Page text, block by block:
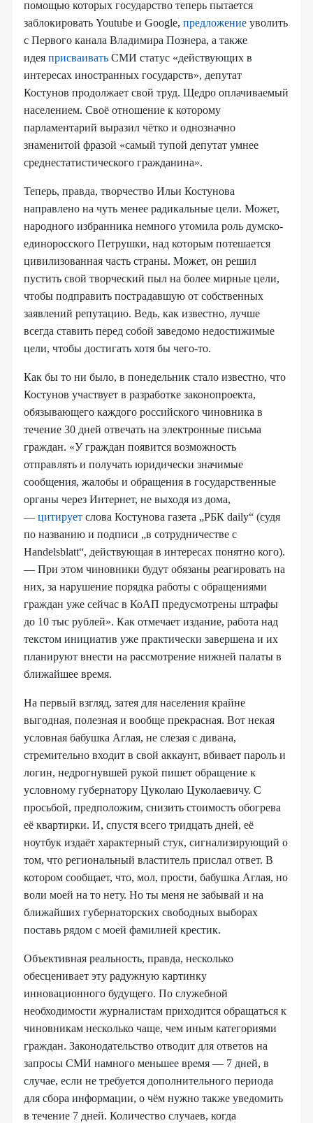
помощью которых государство теперь пытается
заблокировать Youtube и Google, предложение уволить
с Первого канала Владимира Познера, а также
идея присваивать СМИ статус «действующих в
интересах иностранных государств», депутат
Костунов продолжает свой труд. Щедро оплачиваемый
населением. Своё отношение к которому
парламентарий выразил чётко и однозначно
знаменитой фразой «самый тупой депутат умнее
среднестатистического гражданина».
Теперь, правда, творчество Ильи Костунова
направлено на чуть менее радикальные цели. Может,
народного избранника немного утомила роль думско-
единоросского Петрушки, над которым потешается
цивилизованная часть страны. Может, он решил
пустить свой творческий пыл на более мирные цели,
чтобы подправить пострадавшую от собственных
заявлений репутацию. Ведь, как известно, лучше
всегда ставить перед собой заведомо недостижимые
цели, чтобы достигать хотя бы чего-то.
Как бы то ни было, в понедельник стало известно, что
Костунов участвует в разработке законопроекта,
обязывающего каждого российского чиновника в
течение 30 дней отвечать на электронные письма
граждан. «У граждан появится возможность
отправлять и получать юридически значимые
сообщения, жалобы и обращения в государственные
органы через Интернет, не выходя из дома,
— цитирует слова Костунова газета „РБК daily“ (судя
по названию и подписи „в сотрудничестве с
Handelsblatt“, действующая в интересах понятно кого).
— При этом чиновники будут обязаны реагировать на
них, за нарушение порядка работы с обращениями
граждан уже сейчас в КоАП предусмотрены штрафы
до 10 тыс рублей». Как отмечает издание, работа над
текстом инициатив уже практически завершена и их
планируют внести на рассмотрение нижней палаты в
ближайшее время.
На первый взгляд, затея для населения крайне
выгодная, полезная и вообще прекрасная. Вот некая
условная бабушка Аглая, не слезая с дивана,
стремительно входит в свой аккаунт, вбивает пароль и
логин, недрогнувшей рукой пишет обращение к
условному губернатору Цуколаю Цуколаевичу. С
просьбой, предположим, снизить стоимость обогрева
её квартирки. И, спустя всего тридцать дней, её
ноутбук издаёт характерный стук, сигнализирующий о
том, что региональный властитель прислал ответ. В
котором сообщает, что, мол, прости, бабушка Аглая, но
воли моей на то нету. Но ты меня не забывай и на
ближайших губернаторских свободных выборах
поставь рядом с моей фамилией крестик.
Объективная реальность, правда, несколько
обесценивает эту радужную картинку
инновационного будущего. По служебной
необходимости журналистам приходится обращаться к
чиновникам несколько чаще, чем иным категориями
граждан. Законодательство отводит для ответов на
запросы СМИ намного меньшее время — 7 дней, в
случае, если не требуется дополнительного периода
для сбора информации, о чём нужно также уведомить
в течение 7 дней. Количество случаев, когда